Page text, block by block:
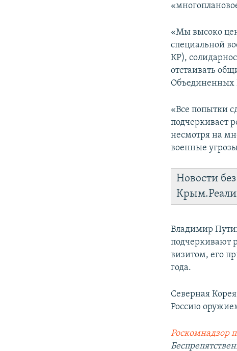
«Мы высоко
специальной
КР),
отстаивать
Объединенных
«Все попытки
подчеркивает
несмотря на
военные
Новости
Владимир
подчеркивают
визитом, его
года.
Северная
Россию
Роскомнадзор